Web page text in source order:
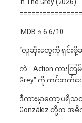
In The Grey (2026)
================
IMDB ⭐️ 6.6/10
“လူဆိုးတွေကို ရှင်း
ကဲ… Action ကားကြမ်
Grey” ကို တင်ဆက်ပေ
ဒီကားမှာတော့ ပရိသတ်
González တို့က အ